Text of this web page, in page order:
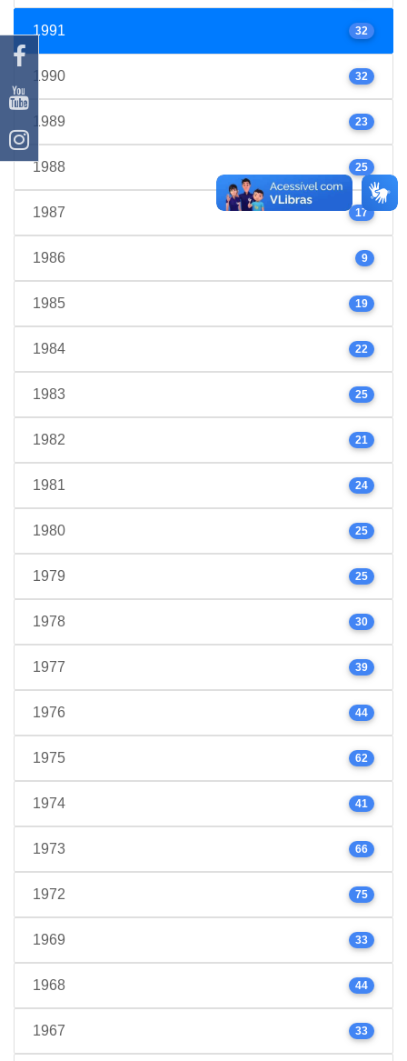
1991 32
1990 32
1989 23
1988 25
1987 17
1986 9
1985 19
1984 22
1983 25
1982 21
1981 24
1980 25
1979 25
1978 30
1977 39
1976 44
1975 62
1974 41
1973 66
1972 75
1969 33
1968 44
1967 33